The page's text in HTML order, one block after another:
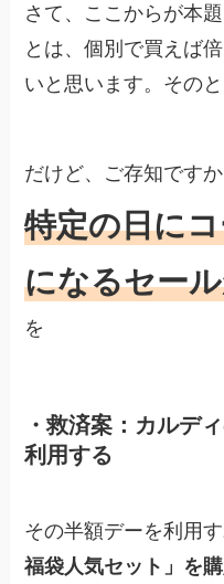
さて、ここからが本
とは、個別で買えば
いと思います。そのと
だけど、ご存知です
特定の日に
になるセー
を
・救済案：カルデ
利用する
その半額デーを利用
福袋人気セット」を